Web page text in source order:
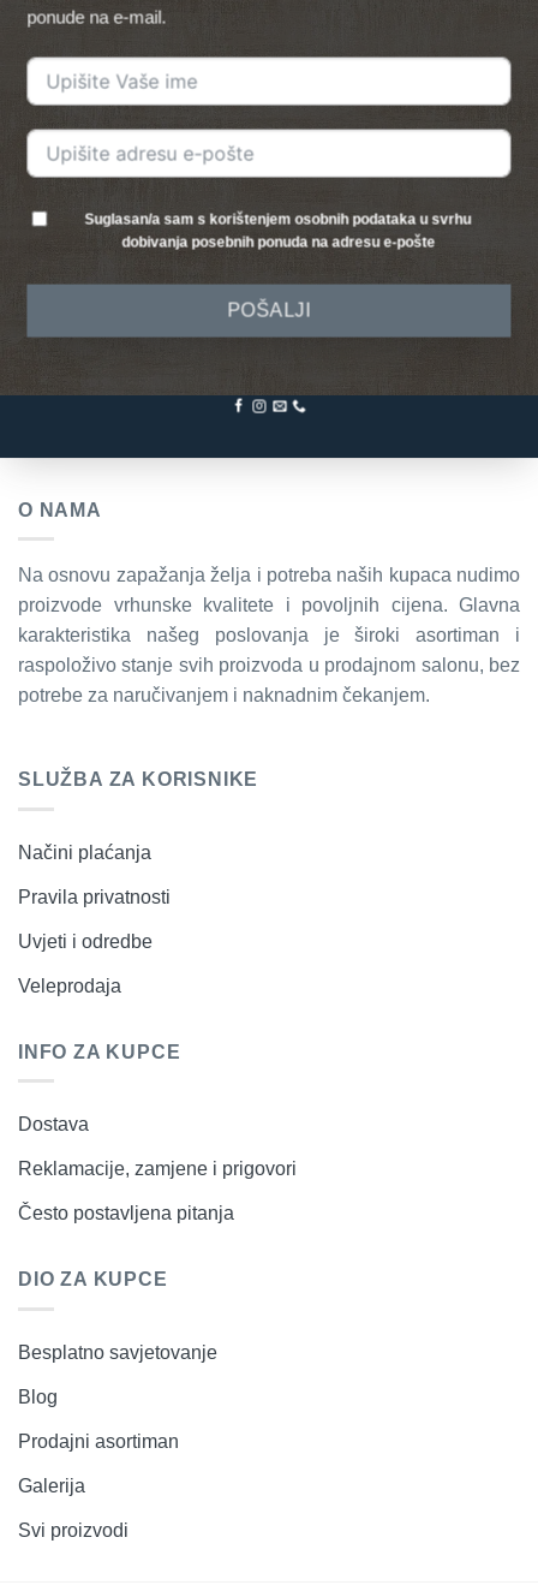
ponude na e-mail.
Suglasan/a sam s korištenjem osobnih podataka u svrhu
dobivanja posebnih ponuda na adresu e-pošte
POŠALJI
O NAMA
Na osnovu zapažanja želja i potreba naših kupaca nudimo
proizvode vrhunske kvalitete i povoljnih cijena. Glavna
karakteristika našeg poslovanja je široki asortiman i
raspoloživo stanje svih proizvoda u prodajnom salonu, bez
potrebe za naručivanjem i naknadnim čekanjem.
SLUŽBA ZA KORISNIKE
Načini plaćanja
Pravila privatnosti
Uvjeti i odredbe
Veleprodaja
INFO ZA KUPCE
Dostava
Reklamacije, zamjene i prigovori
Često postavljena pitanja
DIO ZA KUPCE
Besplatno savjetovanje
Blog
Prodajni asortiman
Galerija
Svi proizvodi